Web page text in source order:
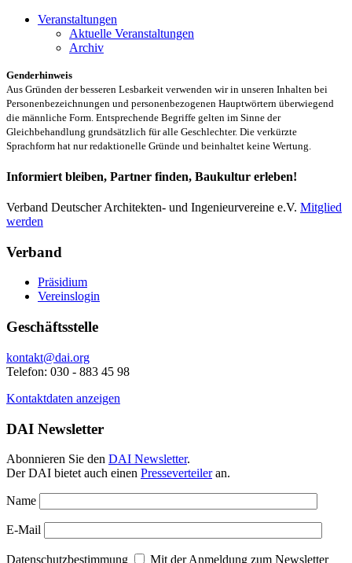
Veranstaltungen
Aktuelle Veranstaltungen
Archiv
Genderhinweis
Aus Gründen der besseren Lesbarkeit verwenden wir in unseren Inhalten bei
Personenbezeichnungen und personenbezogenen Hauptwörtern überwiegend
die männliche Form. Entsprechende Begriffe gelten im Sinne der
Gleichbehandlung grundsätzlich für alle Geschlechter. Die verkürzte
Sprachform hat nur redaktionelle Gründe und beinhaltet keine Wertung.
Informiert bleiben, Partner finden, Baukultur erleben!
Verband Deutscher Architekten- und Ingenieurvereine e.V. Mitglied
werden
Verband
Präsidium
Vereinslogin
Geschäftsstelle
kontakt@dai.org
Telefon: 030 - 883 45 98
Kontaktdaten anzeigen
DAI Newsletter
Abonnieren Sie den DAI Newsletter.
Der DAI bietet auch einen Presseverteileran.
Name
E-Mail
Datenschutzbestimmung Mit der Anmeldung zum Newsletter